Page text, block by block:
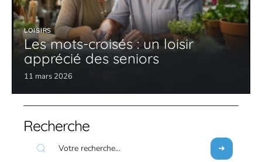
LOISIRS
Les mots-croisés : un loisir
apprécié des seniors
11 mars 2026
Recherche